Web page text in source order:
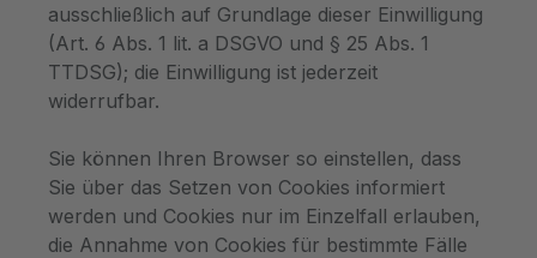
ausschließlich auf Grundlage dieser Einwilligung
(Art. 6 Abs. 1 lit. a DSGVO und § 25 Abs. 1
TTDSG); die Einwilligung ist jederzeit
widerrufbar.
Sie können Ihren Browser so einstellen, dass
Sie über das Setzen von Cookies informiert
werden und Cookies nur im Einzelfall erlauben,
die Annahme von Cookies für bestimmte Fälle